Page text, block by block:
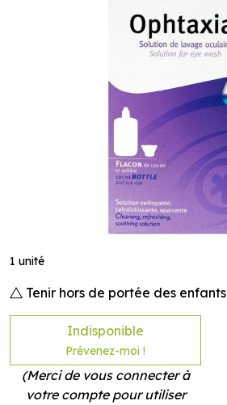
1 unité
Tenir hors de portée des enfants
Indisponible
Prévenez-moi !
(Merci de vous connecter à
votre compte pour utiliser